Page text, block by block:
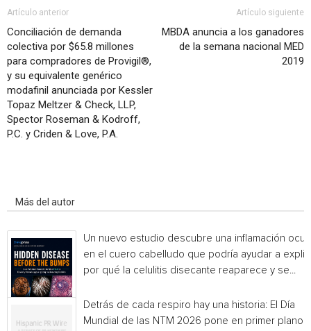
Artículo anterior
Conciliación de demanda
colectiva por $65.8 millones
para compradores de Provigil®,
y su equivalente genérico
modafinil anunciada por Kessler
Topaz Meltzer & Check, LLP,
Spector Roseman & Kodroff,
P.C. y Criden & Love, P.A.
Artículo siguiente
MBDA anuncia a los ganadores
de la semana nacional MED
2019
Más del autor
Un nuevo estudio descubre una inflamación
en el cuero cabelludo que podría ayudar a
por qué la celulitis disecante reaparece y se...
Detrás de cada respiro hay una historia: El Día
Mundial de las NTM 2026 pone en primer plano